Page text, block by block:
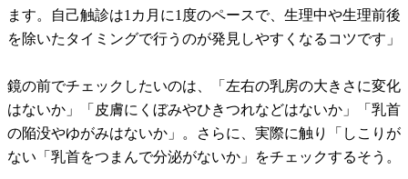
ます。自己触診は1カ月に1度のペースで、生理中や生理前後
を除いたタイミングで行うのが発見しやすくなるコツです」
鏡の前でチェックしたいのは、「左右の乳房の大きさに変化
はないか」「皮膚にくぼみやひきつれなどはないか」「乳首
の陥没やゆがみはないか」。さらに、実際に触り「しこりが
ない「乳首をつまんで分泌がないか」をチェックするそう。